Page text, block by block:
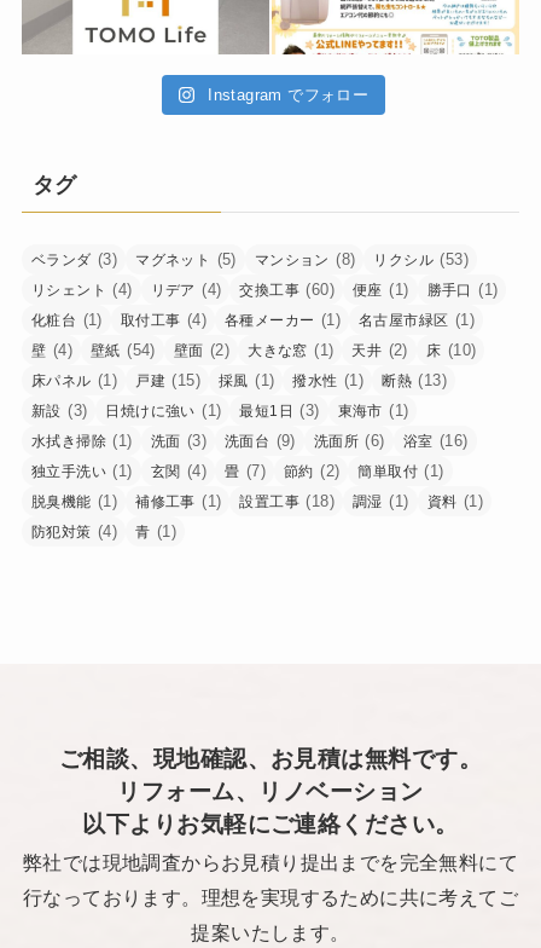
Instagram でフォロー
タグ
ベランダ (3) マグネット (5) マンション (8) リクシル (53)
リシェント (4) リデア (4) 交換工事 (60) 便座 (1) 勝手口 (1)
化粧台 (1) 取付工事 (4) 各種メーカー (1) 名古屋市緑区 (1)
壁 (4) 壁紙 (54) 壁面 (2) 大きな窓 (1) 天井 (2) 床 (10)
床パネル (1) 戸建 (15) 採風 (1) 撥水性 (1) 断熱 (13)
新設 (3) 日焼けに強い (1) 最短1日 (3) 東海市 (1)
水拭き掃除 (1) 洗面 (3) 洗面台 (9) 洗面所 (6) 浴室 (16)
独立手洗い (1) 玄関 (4) 畳 (7) 節約 (2) 簡単取付 (1)
脱臭機能 (1) 補修工事 (1) 設置工事 (18) 調湿 (1) 資料 (1)
防犯対策 (4) 青 (1)
ご相談、現地確認、お見積は無料です。
リフォーム、リノベーション
以下よりお気軽にご連絡ください。
弊社では現地調査からお見積り提出までを完全無料にて
行なっております。理想を実現するために共に考えてご
提案いたします。